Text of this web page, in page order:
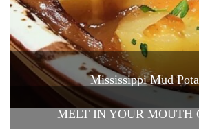
Mississippi Mud
MELT IN YOUR MOUTH